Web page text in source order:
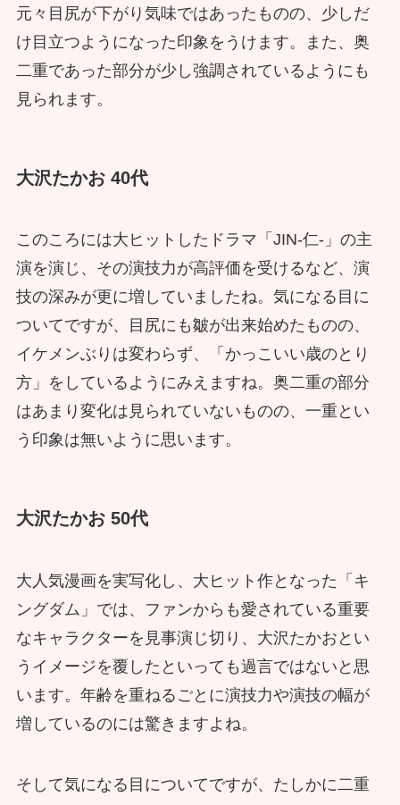
元々目尻が下がり気味ではあったものの、少しだ
け目立つようになった印象をうけます。また、奥
二重であった部分が少し強調されているようにも
見られます。
大沢たかお 40代
このころには大ヒットしたドラマ「JIN-仁-」の主
演を演じ、その演技力が高評価を受けるなど、演
技の深みが更に増していましたね。気になる目に
ついてですが、目尻にも皺が出来始めたものの、
イケメンぶりは変わらず、「かっこいい歳のとり
方」をしているようにみえますね。奥二重の部分
はあまり変化は見られていないものの、一重とい
う印象は無いように思います。
大沢たかお 50代
大人気漫画を実写化し、大ヒット作となった「キ
ングダム」では、ファンからも愛されている重要
なキャラクターを見事演じ切り、大沢たかおとい
うイメージを覆したといっても過言ではないと思
います。年齢を重ねるごとに演技力や演技の幅が
増しているのには驚きますよね。
そして気になる目についてですが、たしかに二重